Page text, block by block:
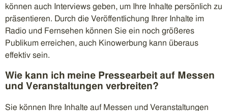
können auch Interviews geben, um Ihre Inhalte persönlich zu
präsentieren. Durch die Veröffentlichung Ihrer Inhalte im
Radio und Fernsehen können Sie ein noch größeres
Publikum erreichen, auch Kinowerbung kann überaus
effektiv sein.
Wie kann ich meine Pressearbeit auf Messen
und Veranstaltungen verbreiten?
Sie können Ihre Inhalte auf Messen und Veranstaltungen